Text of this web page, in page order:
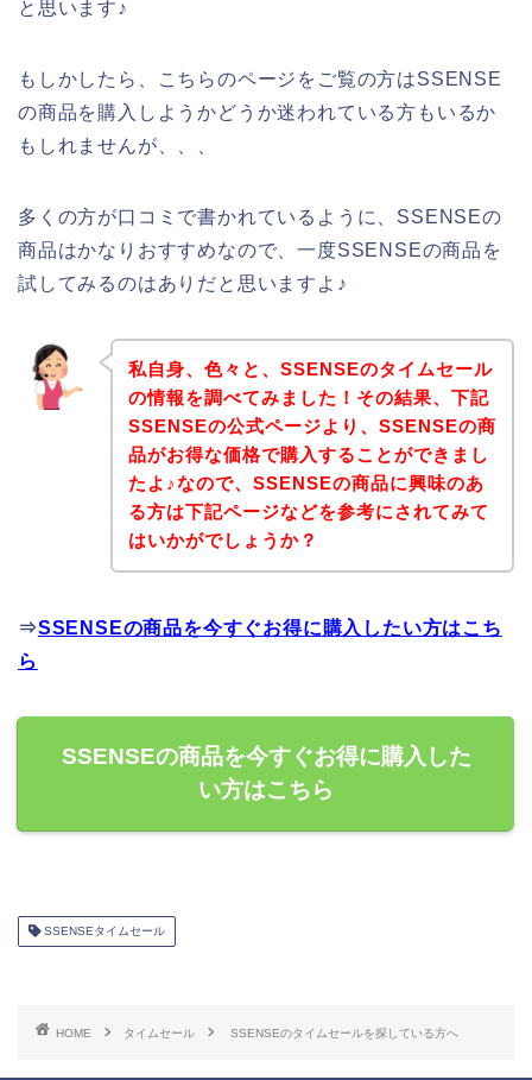
と思います♪
もしかしたら、こちらのページをご覧の方はSSENSE
の商品を購入しようかどうか迷われている方もいるか
もしれませんが、、、
多くの方が口コミで書かれているように、SSENSEの
商品はかなりおすすめなので、一度SSENSEの商品を
試してみるのはありだと思いますよ♪
私自身、色々と、SSENSEのタイムセール
の情報を調べてみました！その結果、下記
SSENSEの公式ページより、SSENSEの商
品がお得な価格で購入することができまし
たよ♪なので、SSENSEの商品に興味のあ
る方は下記ページなどを参考にされてみて
はいかがでしょうか？
⇒SSENSEの商品を今すぐお得に購入したい方はこち
ら
SSENSEの商品を今すぐお得に購入した
い方はこちら
SSENSEタイムセール
HOME タイムセール SSENSEのタイムセールを探している方へ